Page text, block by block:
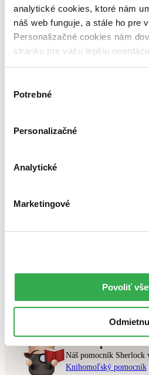
analytické cookies, ktoré nám
náš web funguje, a stále ho pre
Personalizačné cookies nám
stránku pre vašu lepšiu
nám zas umožňujú zobrazenie
nám pomohlo, keby sme mohli
súhlasu
Potrebné
Personalizačné
Analytické
Marketingové
Povoliť
nová (0 titulov)nová
čítaná (0 titulov) čítaná
čítaná - výborný stav (0
čítaná - mierne
opotrebovaná
Zúžiť výber
Najdrahšie
Najvyššia zľava
vyhovujúci
Skúste prosím zmeniť vyhľadávaný
Náš pomocník Sherlock
Knihomoľský pomocník